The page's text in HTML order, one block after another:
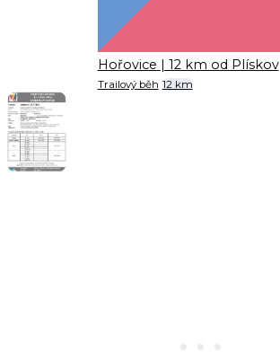
Hořovice | 12 km od Plískov
Trailový běh 12 km